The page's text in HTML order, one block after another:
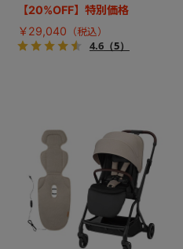
【20%OFF】特別価格
￥29,040
4.6（5）